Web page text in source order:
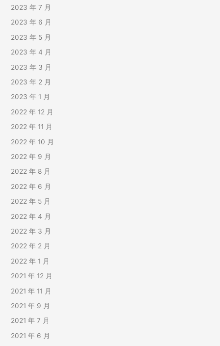
2023 年 7 月
2023 年 6 月
2023 年 5 月
2023 年 4 月
2023 年 3 月
2023 年 2 月
2023 年 1 月
2022 年 12 月
2022 年 11 月
2022 年 10 月
2022 年 9 月
2022 年 8 月
2022 年 6 月
2022 年 5 月
2022 年 4 月
2022 年 3 月
2022 年 2 月
2022 年 1 月
2021 年 12 月
2021 年 11 月
2021 年 9 月
2021 年 7 月
2021 年 6 月